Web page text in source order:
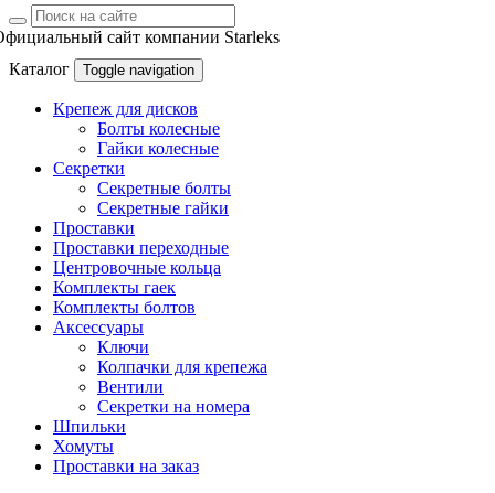
сайт компании Starleks
Каталог
Toggle navigation
Крепеж для дисков
Болты колесные
Гайки колесные
Секретки
Секретные болты
Секретные гайки
Проставки
Проставки переходные
Центровочные кольца
Комплекты гаек
Комплекты болтов
Аксессуары
Ключи
Колпачки для крепежа
Вентили
Секретки на номера
Шпильки
Хомуты
Проставки на заказ